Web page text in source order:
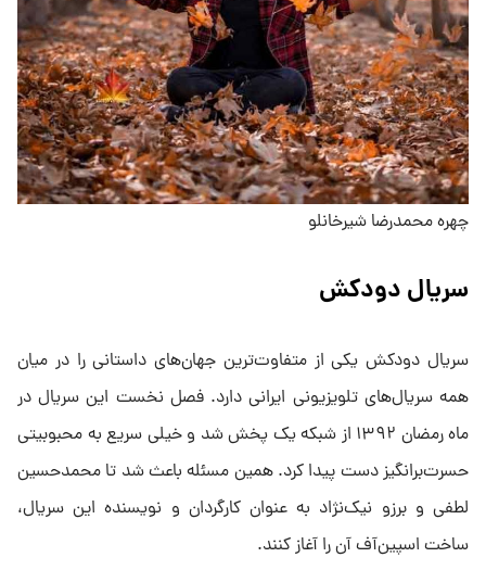
چهره محمدرضا شیرخانلو
سریال دودکش
سریال دودکش یکی از متفاوت‌ترین جهان‌های داستانی را در میان
همه سریال‌های تلویزیونی ایرانی دارد. فصل نخست این سریال در
ماه رمضان ۱۳۹۲ از شبکه یک پخش شد و خیلی سریع به محبوبیتی
حسرت‌برانگیز دست پیدا کرد. همین مسئله باعث شد تا محمدحسین
لطفی و برزو نیک‌نژاد به عنوان کارگردان و نویسنده این سریال،
ساخت اسپین‌آف آن را آغاز کنند.